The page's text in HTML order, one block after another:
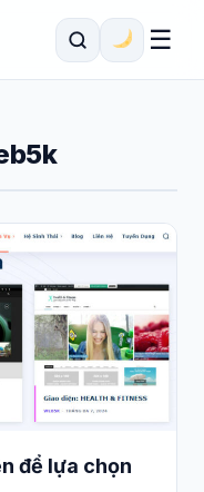
☰
để lựa chọn